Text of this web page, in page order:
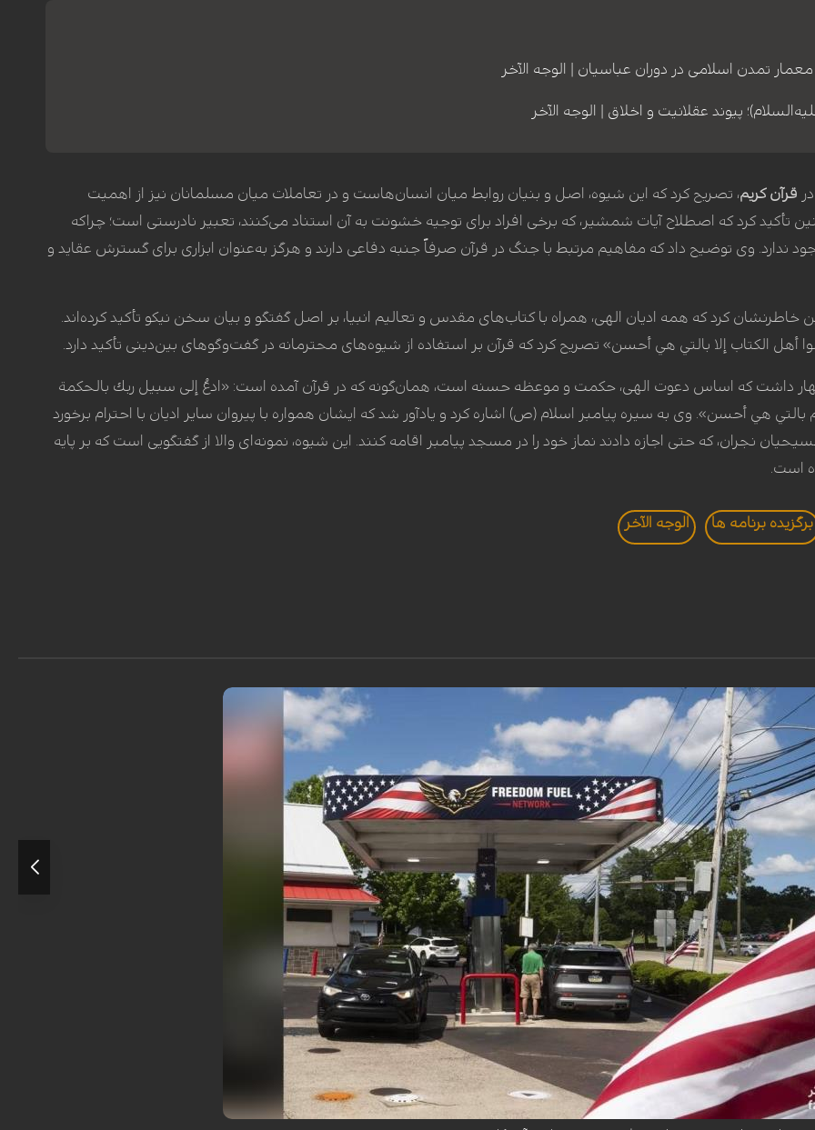
معمار تمدن اسلامی در دوران عباسیان | الوجه الآخر
پیوند عقلانیت و اخلاق | الوجه الآخر
قرآن کریم، تصریح کرد که این شیوه، اصل و بنیان روابط میان انسان‌هاست و در تعاملات میان مسلمانان نیز از اهمیت
تأکید کرد که اصطلاح آیات شمشیر، که برخی افراد برای توجیه خشونت به آن استناد می‌کنند، تعبیر نادرستی است؛ چراکه
ندارد. وی توضیح داد که مفاهیم مرتبط با جنگ در قرآن صرفاً جنبه دفاعی دارند و هرگز به‌عنوان ابزاری برای گسترش عقاید و
کرد که همه ادیان الهی، همراه با کتاب‌های مقدس و تعالیم انبیا، بر اصل گفتگو و بیان سخن نیکو تأکید کرده‌اند.
أهل الكتاب إلا بالتي هي أحسن» تصریح کرد که قرآن بر استفاده از شیوه‌های محترمانه در گفت‌وگوهای بین‌دینی تأکید دارد.
داشت که اساس دعوت الهی، حکمت و موعظه حسنه است، همان‌گونه که در قرآن آمده است: «ادعُ إلى سبيل ربك بالحكمة
هي أحسن». وی به سیره پیامبر اسلام (ص) اشاره کرد و یادآور شد که ایشان همواره با پیروان سایر ادیان با احترام برخورد
نجران، که حتی اجازه دادند نماز خود را در مسجد پیامبر اقامه کنند. این شیوه، نمونه‌ای والا از گفتگویی است که بر پایه
است.
برگزيده برنامه ها الوجه الآخر
در تنگه هرمز و جنگ با ایران، جایگاه‌های سوخت آمریکا را به خط مقدم رقابت‌های انتخاباتی میان‌دوره‌ای ۲۰۲۶ تبدیل ...